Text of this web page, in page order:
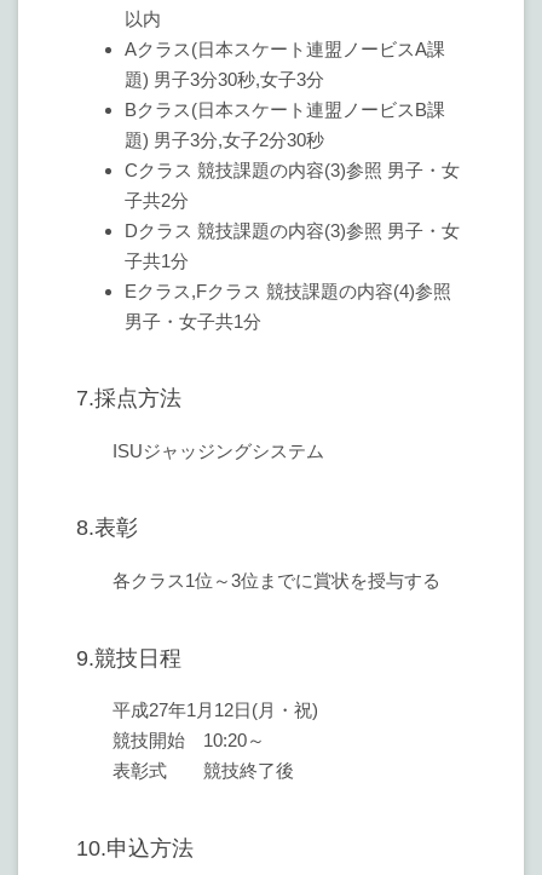
以内
Aクラス(日本スケート連盟ノービスA課
題) 男子3分30秒,女子3分
Bクラス(日本スケート連盟ノービスB課
題) 男子3分,女子2分30秒
Cクラス 競技課題の内容(3)参照 男子・女
子共2分
Dクラス 競技課題の内容(3)参照 男子・女
子共1分
Eクラス,Fクラス 競技課題の内容(4)参照
男子・女子共1分
7.採点方法
ISUジャッジングシステム
8.表彰
各クラス1位～3位までに賞状を授与する
9.競技日程
平成27年1月12日(月・祝)
競技開始 10:20～
表彰式 競技終了後
10.申込方法